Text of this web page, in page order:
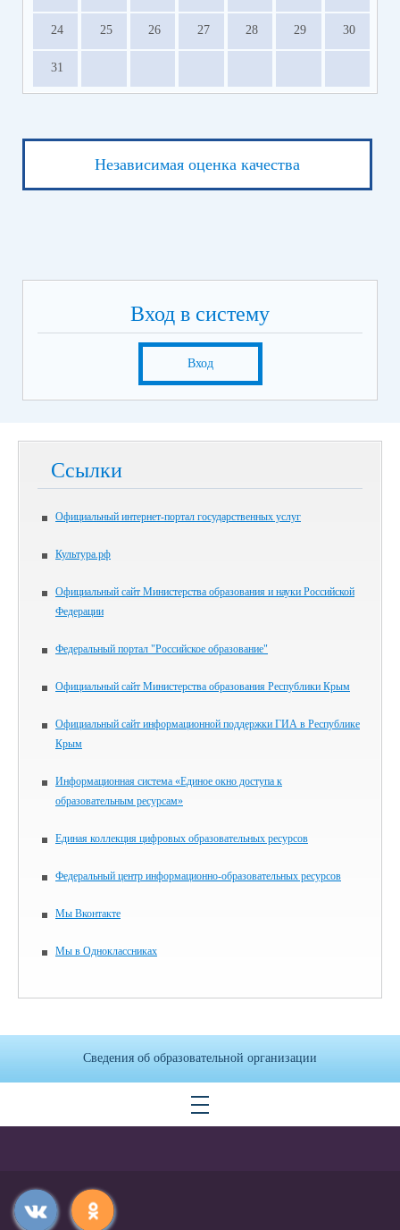
24 25 26 27 28 29 30
31
Независимая оценка качества
Вход в систему
Вход
Ссылки
Официальный интернет-портал государственных услуг
Культура.рф
Официальный сайт Министерства образования и науки Российской
Федерации
Федеральный портал "Российское образование"
Официальный сайт Министерства образования Республики Крым
Официальный сайт информационной поддержки ГИА в Республике
Крым
Информационная система «Единое окно доступа к
образовательным ресурсам»
Единая коллекция цифровых образовательных ресурсов
Федеральный центр информационно-образовательных ресурсов
Мы Вконтакте
Мы в Одноклассниках
Сведения об образовательной организации